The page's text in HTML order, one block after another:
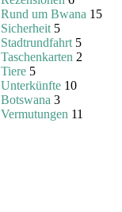
Rund um Bwana 15
Sicherheit 5
Stadtrundfahrt 5
Taschenkarten 2
Tiere 5
Unterkünfte 10
Botswana 3
Vermutungen 11